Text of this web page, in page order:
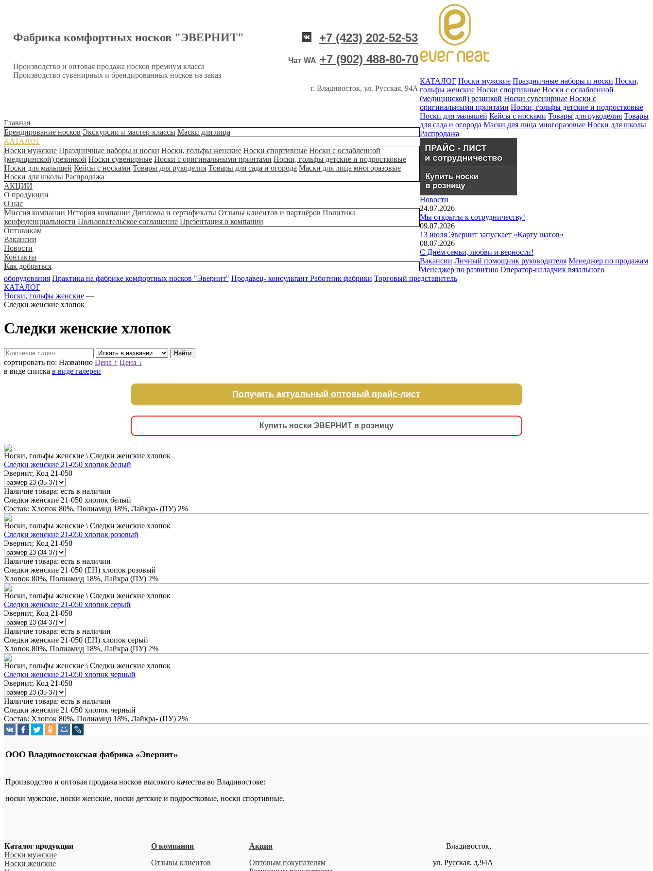
Фабрика комфортных носков "ЭВЕРНИТ"
Производство и оптовая продажа носков премиум класса
Производство сувенирных и брендированных носков на заказ
+7 (423) 202-52-53
Чат WA +7 (902) 488-80-70
г. Владивосток, ул. Русская, 94А
Главная
Брендирование носков Экскурсии и мастер-классы Маски для лица
КАТАЛОГ
Носки мужские Праздничные наборы и носки Носки, гольфы женские Носки спортивные Носки с ослабленной
(медицинской) резинкой Носки сувенирные Носки с оригинальными принтами Носки, гольфы детские и подростковые
Носки для малышей Кейсы с носками Товары для рукоделия Товары для сада и огорода Маски для лица многоразовые
Носки для школы Распродажа
АКЦИИ
О продукции
О нас
Миссия компании История компании Дипломы и сертификаты Отзывы клиентов и партнёров Политика
конфиденциальности Пользовательское соглашение Презентация о компании
Оптовикам
Вакансии
Новости
Контакты
Как добраться
КАТАЛОГ Носки мужские Праздничные наборы и носки Носки,
гольфы женские Носки спортивные Носки с ослабленной
(медицинской) резинкой Носки сувенирные Носки с
оригинальными принтами Носки, гольфы детские и подростковые
Носки для малышей Кейсы с носками Товары для рукоделия Товары
для сада и огорода Маски для лица многоразовые Носки для школы
Распродажа
Новости
24.07.2026
Мы открыты к сотрудничеству!
09.07.2026
13 июля Эвернит запускает «Карту шагов»
08.07.2026
С Днём семьи, любви и верности!
Вакансии Личный помощник руководителя Менеджер по продажам
Менеджер по развитию Оператор-наладчик вязального
оборудования Практика на фабрике комфортных носков "Эвернит" Продавец- консультант Работник фабрики Торговый представитель
КАТАЛОГ —
Носки, гольфы женские —
Следки женские хлопок
Следки женские хлопок
сортировать по: Названию Цена ↑ Цена ↓
в виде списка в виде галереи
Получить актуальный оптовый прайс-лист
Купить носки ЭВЕРНИТ в розницу
Носки, гольфы женские \ Следки женские хлопок
Следки женские 21-050 хлопок белый
Эвернит, Код 21-050
Наличие товара: есть в наличии
Следки женские 21-050 хлопок белый
Состав: Хлопок 80%, Полиамид 18%, Лайкра- (ПУ) 2%
Носки, гольфы женские \ Следки женские хлопок
Следки женские 21-050 хлопок розовый
Эвернит, Код 21-050
Наличие товара: есть в наличии
Следки женские 21-050 (ЕН) хлопок розовый
Хлопок 80%, Полиамид 18%, Лайкра (ПУ) 2%
Носки, гольфы женские \ Следки женские хлопок
Следки женские 21-050 хлопок серый
Эвернит, Код 21-050
Наличие товара: есть в наличии
Следки женские 21-050 (ЕН) хлопок серый
Хлопок 80%, Полиамид 18%, Лайкра (ПУ) 2%
Носки, гольфы женские \ Следки женские хлопок
Следки женские 21-050 хлопок черный
Эвернит, Код 21-050
Наличие товара: есть в наличии
Следки женские 21-050 хлопок черный
Состав: Хлопок 80%, Полиамид 18%, Лайкра- (ПУ) 2%
ООО Владивостокская фабрика «Эвернит»
Производство и оптовая продажа носков высокого качества во Владивостоке:
носки мужские, носки женские, носки детские и подростковые, носки спортивные.
Каталог продукции
Носки мужские
Носки женские
О компании
Отзывы клиентов
Акции
Оптовым покупателям
Владивосток,
ул. Русская, д.94А